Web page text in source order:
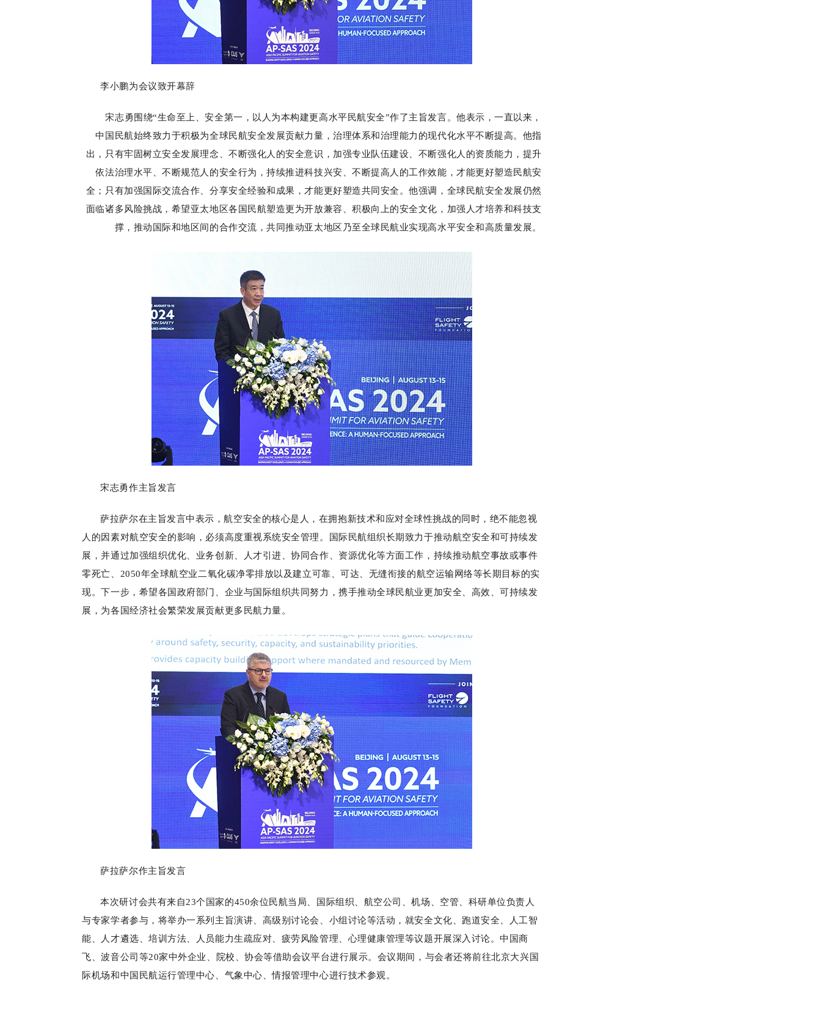
李小鹏为会议致开幕辞
宋志勇围绕“生命至上、安全第一，以人为本构建更高水平民航安全”作了主旨发言。他表示，一直以来，
中国民航始终致力于积极为全球民航安全发展贡献力量，治理体系和治理能力的现代化水平不断提高。他指
出，只有牢固树立安全发展理念、不断强化人的安全意识，加强专业队伍建设、不断强化人的资质能力，提升
依法治理水平、不断规范人的安全行为，持续推进科技兴安、不断提高人的工作效能，才能更好塑造民航安
全；只有加强国际交流合作、分享安全经验和成果，才能更好塑造共同安全。他强调，全球民航安全发展仍然
面临诸多风险挑战，希望亚太地区各国民航塑造更为开放兼容、积极向上的安全文化，加强人才培养和科技支
撑，推动国际和地区间的合作交流，共同推动亚太地区乃至全球民航业实现高水平安全和高质量发展。
宋志勇作主旨发言
萨拉萨尔在主旨发言中表示，航空安全的核心是人，在拥抱新技术和应对全球性挑战的同时，绝不能忽视
人的因素对航空安全的影响，必须高度重视系统安全管理。国际民航组织长期致力于推动航空安全和可持续发
展，并通过加强组织优化、业务创新、人才引进、协同合作、资源优化等方面工作，持续推动航空事故或事件
零死亡、2050年全球航空业二氧化碳净零排放以及建立可靠、可达、无缝衔接的航空运输网络等长期目标的实
现。下一步，希望各国政府部门、企业与国际组织共同努力，携手推动全球民航业更加安全、高效、可持续发
展，为各国经济社会繁荣发展贡献更多民航力量。
萨拉萨尔作主旨发言
本次研讨会共有来自23个国家的450余位民航当局、国际组织、航空公司、机场、空管、科研单位负责人
与专家学者参与，将举办一系列主旨演讲、高级别讨论会、小组讨论等活动，就安全文化、跑道安全、人工智
能、人才遴选、培训方法、人员能力生疏应对、疲劳风险管理、心理健康管理等议题开展深入讨论。中国商
飞、波音公司等20家中外企业、院校、协会等借助会议平台进行展示。会议期间，与会者还将前往北京大兴国
际机场和中国民航运行管理中心、气象中心、情报管理中心进行技术参观。